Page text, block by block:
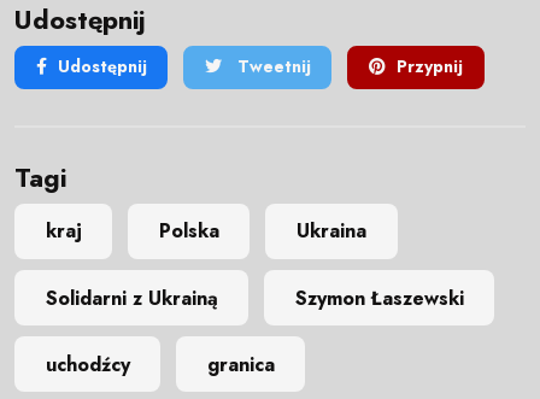
Udostępnij
Udostępnij Tweetnij Przypnij
Tagi
kraj Polska Ukraina
Solidarni z Ukrainą Szymon Łaszewski
uchodźcy granica